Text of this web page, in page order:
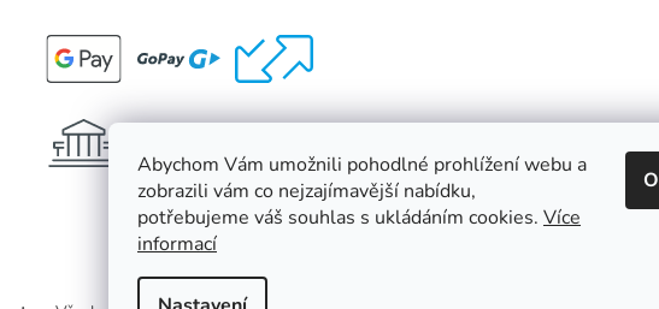
Abychom Vám umožnili pohodlné prohlížení webu a
zobrazili vám co nejzajímavější nabídku,
potřebujeme váš souhlas s ukládáním cookies. Více
informací